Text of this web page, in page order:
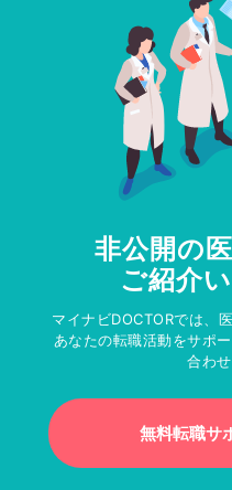
非公開の
ご紹介
マイナビDOCTORでは、
あなたの転職活動をサポ
合わせ
無料転職サ